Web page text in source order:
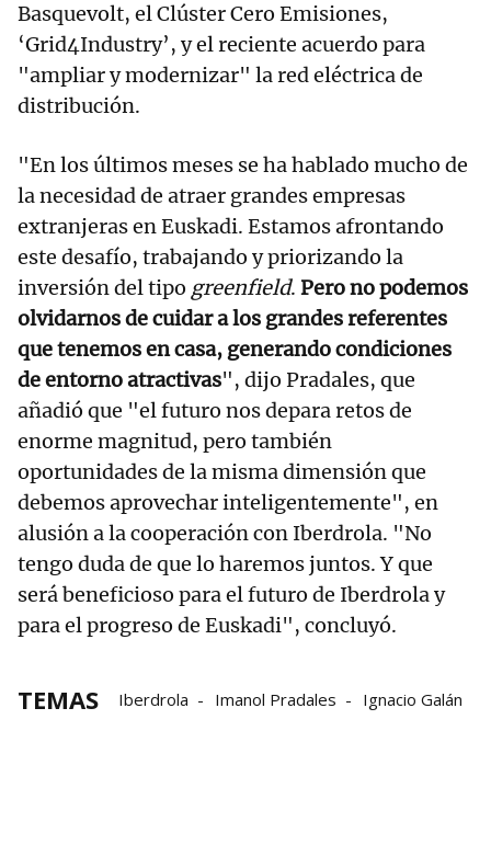
Basquevolt, el Clúster Cero Emisiones,
‘Grid4Industry’, y el reciente acuerdo para
"ampliar y modernizar" la red eléctrica de
distribución.
"En los últimos meses se ha hablado mucho de
la necesidad de atraer grandes empresas
extranjeras en Euskadi. Estamos afrontando
este desafío, trabajando y priorizando la
inversión del tipo greenfield. Pero no podemos
olvidarnos de cuidar a los grandes referentes
que tenemos en casa, generando condiciones
de entorno atractivas", dijo Pradales, que
añadió que "el futuro nos depara retos de
enorme magnitud, pero también
oportunidades de la misma dimensión que
debemos aprovechar inteligentemente", en
alusión a la cooperación con Iberdrola. "No
tengo duda de que lo haremos juntos. Y que
será beneficioso para el futuro de Iberdrola y
para el progreso de Euskadi", concluyó.
TEMAS Iberdrola Imanol Pradales Ignacio Galán